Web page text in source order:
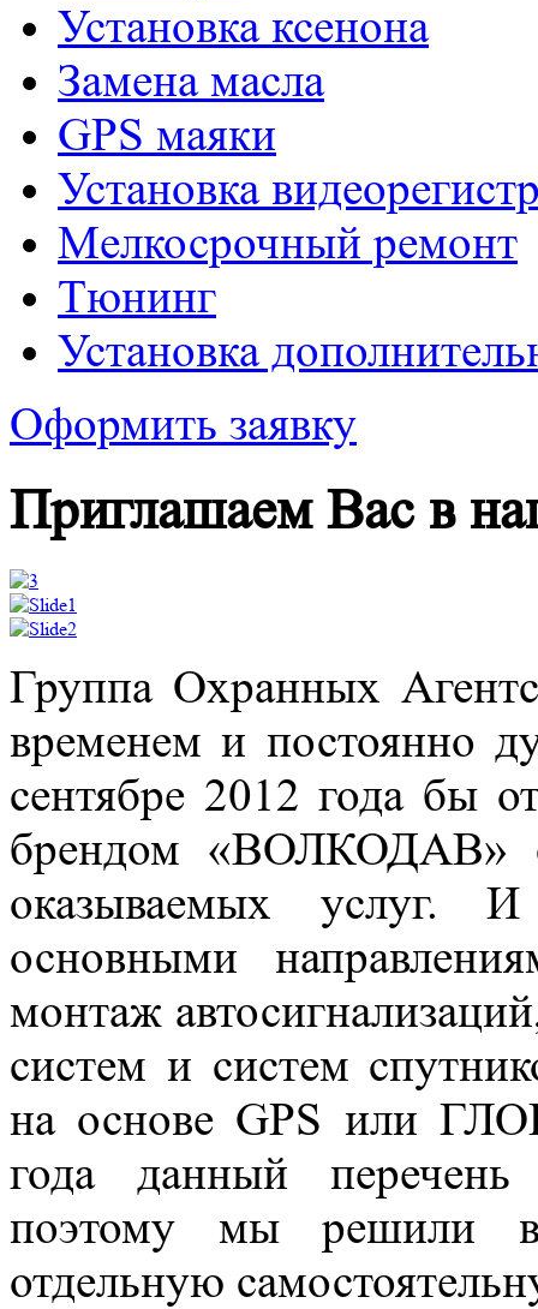
Установка ксенона
Замена масла
GPS маяки
Установка
Mелкосрочный ремонт
Tюнинг
Установка
Оформить заявку
Приглашаем Вас в
Группа Охранных
временем и постоянно
сентябре 2012 года бы
брендом «ВОЛКОДАВ»
оказываемых услуг.
основными
монтаж
систем и систем
на основе GPS или
года данный
поэтому мы решили
отдельную